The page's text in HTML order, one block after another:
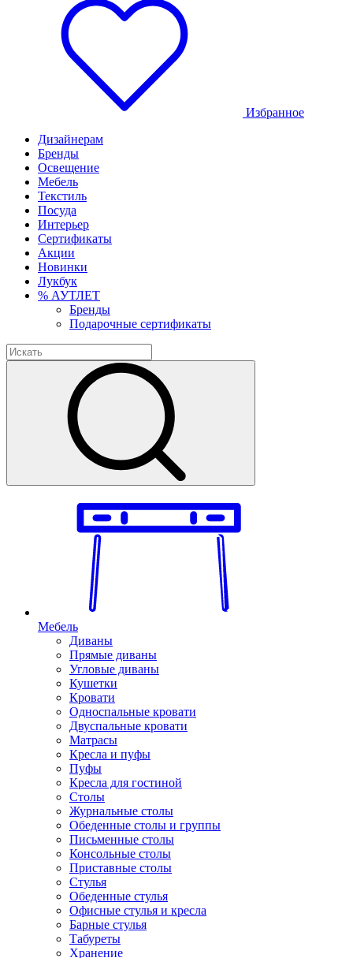
Избранное
Дизайнерам
Бренды
Освещение
Мебель
Текстиль
Посуда
Интерьер
Сертификаты
Акции
Новинки
Лукбук
% АУТЛЕТ
Бренды
Подарочные сертификаты
Мебель
Диваны
Прямые диваны
Угловые диваны
Кушетки
Кровати
Односпальные кровати
Двуспальные кровати
Матрасы
Кресла и пуфы
Пуфы
Кресла для гостиной
Столы
Журнальные столы
Обеденные столы и группы
Письменные столы
Консольные столы
Приставные столы
Стулья
Обеденные стулья
Офисные стулья и кресла
Барные стулья
Табуреты
Хранение